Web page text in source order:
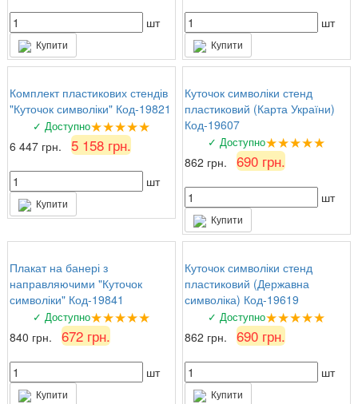
шт
Купити
шт
Купити
Комплект пластикових стендів
"Куточок символіки" Код-19821
✓ Доступно★★★★★
6 447 грн. 5 158 грн.
шт
Купити
Куточок символіки стенд
пластиковий (Карта України)
Код-19607
✓ Доступно★★★★★
862 грн. 690 грн.
шт
Купити
Плакат на банері з
направляючими "Куточок
символіки" Код-19841
✓ Доступно★★★★★
840 грн. 672 грн.
шт
Купити
Куточок символіки стенд
пластиковий (Державна
символіка) Код-19619
✓ Доступно★★★★★
862 грн. 690 грн.
шт
Купити